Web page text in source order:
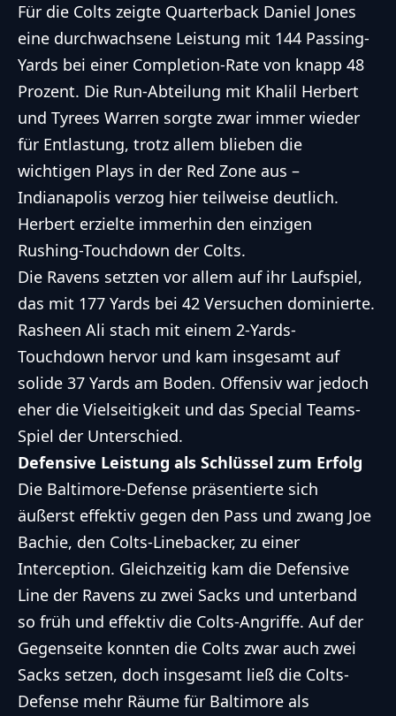
Für die Colts zeigte Quarterback Daniel Jones
eine durchwachsene Leistung mit 144 Passing-
Yards bei einer Completion-Rate von knapp 48
Prozent. Die Run-Abteilung mit Khalil Herbert
und Tyrees Warren sorgte zwar immer wieder
für Entlastung, trotz allem blieben die
wichtigen Plays in der Red Zone aus –
Indianapolis verzog hier teilweise deutlich.
Herbert erzielte immerhin den einzigen
Rushing-Touchdown der Colts.
Die Ravens setzten vor allem auf ihr Laufspiel,
das mit 177 Yards bei 42 Versuchen dominierte.
Rasheen Ali stach mit einem 2-Yards-
Touchdown hervor und kam insgesamt auf
solide 37 Yards am Boden. Offensiv war jedoch
eher die Vielseitigkeit und das Special Teams-
Spiel der Unterschied.
Defensive Leistung als Schlüssel zum Erfolg
Die Baltimore-Defense präsentierte sich
äußerst effektiv gegen den Pass und zwang Joe
Bachie, den Colts-Linebacker, zu einer
Interception. Gleichzeitig kam die Defensive
Line der Ravens zu zwei Sacks und unterband
so früh und effektiv die Colts-Angriffe. Auf der
Gegenseite konnten die Colts zwar auch zwei
Sacks setzen, doch insgesamt ließ die Colts-
Defense mehr Räume für Baltimore als